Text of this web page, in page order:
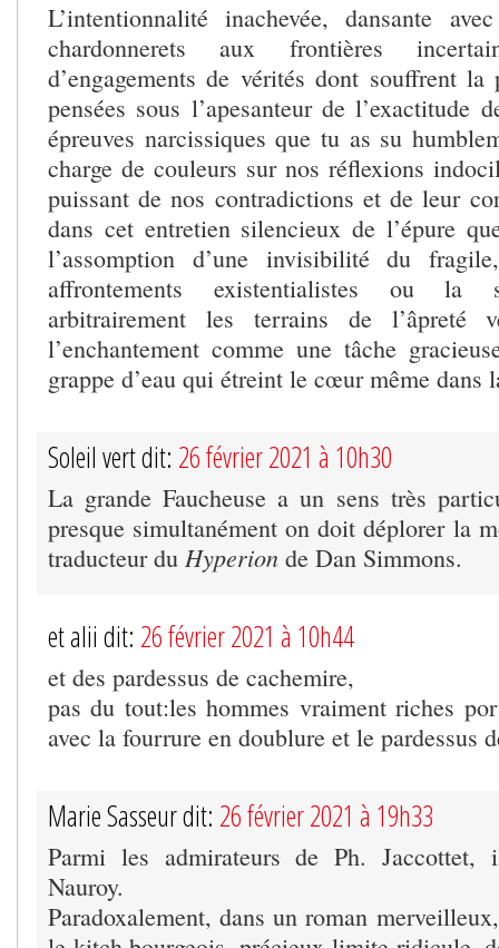
L’intentionnalité inachevée, dansante
chardonnerets aux frontières
d’engagements de vérités dont souffrent la
pensées sous l’apesanteur de l’exactitude
épreuves narcissiques que tu as su
charge de couleurs sur nos réflexions
puissant de nos contradictions et de leur
dans cet entretien silencieux de l’épure
l’assomption d’une invisibilité du
affrontements existentialistes ou la
arbitrairement les terrains de l’âpreté
l’enchantement comme une tâche
grappe d’eau qui étreint le cœur même dans
Soleil vert dit: 26 février 2021 à 10h30
La grande Faucheuse a un sens très
presque simultanément on doit déplorer la
traducteur du Hyperion de Dan Simmons.
et alii dit: 26 février 2021 à 10h44
et des pardessus de cachemire,
pas du tout:les hommes vraiment riches
avec la fourrure en doublure et le pardessus
Marie Sasseur dit: 26 février 2021 à 19h33
Parmi les admirateurs de Ph.
Nauroy.
Paradoxalement, dans un roman